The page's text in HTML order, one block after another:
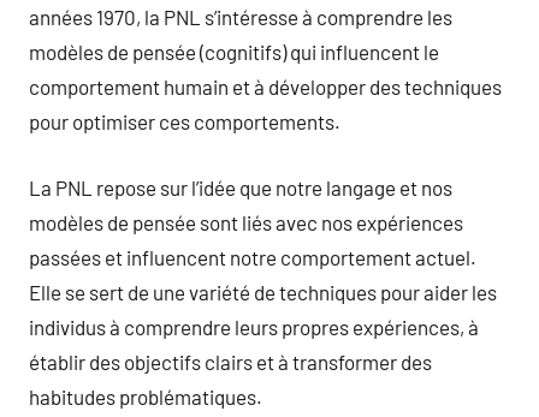
années 1970, la PNL s’intéresse à comprendre les
modèles de pensée (cognitifs) qui influencent le
comportement humain et à développer des techniques
pour optimiser ces comportements.
La PNL repose sur l’idée que notre langage et nos
modèles de pensée sont liés avec nos expériences
passées et influencent notre comportement actuel.
Elle se sert de une variété de techniques pour aider les
individus à comprendre leurs propres expériences, à
établir des objectifs clairs et à transformer des
habitudes problématiques.